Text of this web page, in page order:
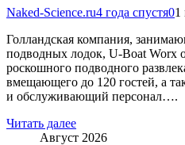
Naked-Science.ru4 года спустя01
Голландская компания,
подводных лодок, U-Boat Worx
роскошного подводного
вмещающего до 120 гостей, а
и обслуживающий персонал….
Читать далее
Август 2026